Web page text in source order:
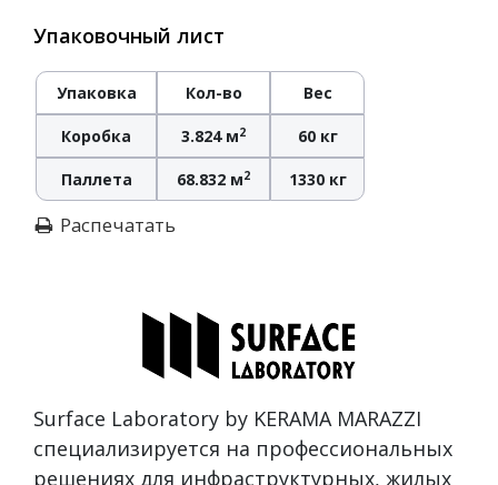
Упаковочный лист
Упаковка Кол-во Вес
Коробка 3.824 м2 60 кг
Паллета 68.832 м2 1330 кг
Распечатать
Surface Laboratory by KERAMA MARAZZI
специализируется на профессиональных
решениях для инфраструктурных, жилых